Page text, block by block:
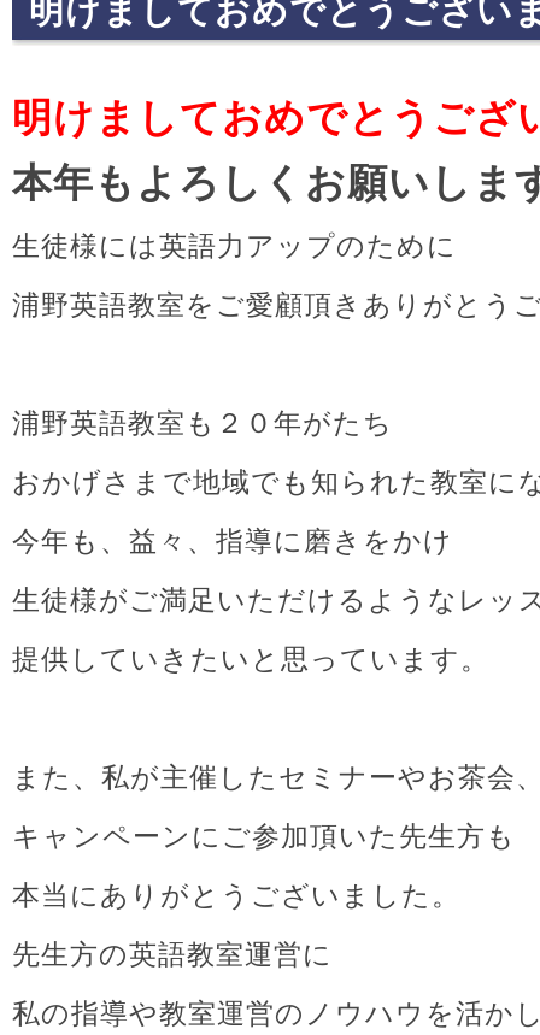
明けましておめでとうござい
明けましておめでとうござ
本年もよろしくお願いしま
生徒様には英語力アップのために
浦野英語教室をご愛顧頂きありがとう
浦野英語教室も２０年がたち
おかげさまで地域でも知られた教室に
今年も、益々、指導に磨きをかけ
生徒様がご満足いただけるようなレッ
提供していきたいと思っています。
また、私が主催したセミナーやお茶会
キャンペーンにご参加頂いた先生方も
本当にありがとうございました。
先生方の英語教室運営に
私の指導や教室運営のノウハウを活か